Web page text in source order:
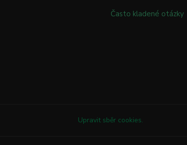
Často kladené otázky
Upravit sběr cookies.